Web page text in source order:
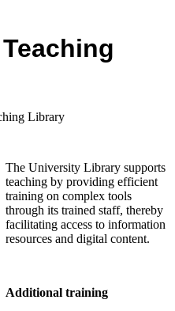
Library
The University Library supports
teaching by providing efficient
training on complex tools
through its trained staff, thereby
facilitating access to information
resources and digital content.
Additional training